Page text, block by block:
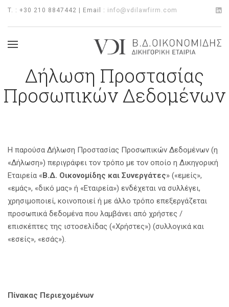
T. : +30 210 8847442 | Email : info@vdilawfirm.com
Δήλωση Προστασίας
Προσωπικών Δεδομένων
Η παρούσα Δήλωση Προστασίας Προσωπικών Δεδομένων (η
«Δήλωση») περιγράφει τον τρόπο με τον οποίο η Δικηγορική
Εταιρεία «Β.Δ. Οικονομίδης και Συνεργάτες» («εμείς»,
«εμάς», «δικό μας» ή «Εταιρεία») ενδέχεται να συλλέγει,
χρησιμοποιεί, κοινοποιεί ή με άλλο τρόπο επεξεργάζεται
προσωπικά δεδομένα που λαμβάνει από χρήστες /
επισκέπτες της ιστοσελίδας («Χρήστες») (συλλογικά και
«εσείς», «εσάς»).
Πίνακας Περιεχομένων